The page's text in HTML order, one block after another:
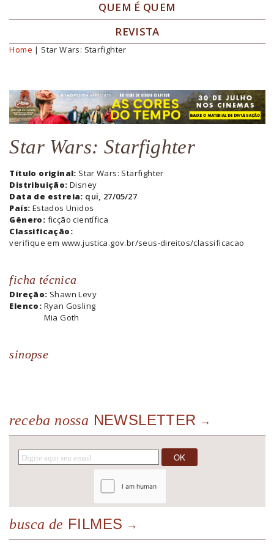
QUEM É QUEM
REVISTA
Você está aqui
Home | Star Wars: Starfighter
Star Wars: Starfighter
Título original: Star Wars: Starfighter
Distribuição: Disney
Data de estreia: qui, 27/05/27
País: Estados Unidos
Gênero: ficção científica
Classificação:
verifique em www.justica.gov.br/seus-direitos/classificacao
ficha técnica
Direção: Shawn Levy
Elenco: Ryan Gosling
Mia Goth
sinopse
receba nossa NEWSLETTER
busca de FILMES